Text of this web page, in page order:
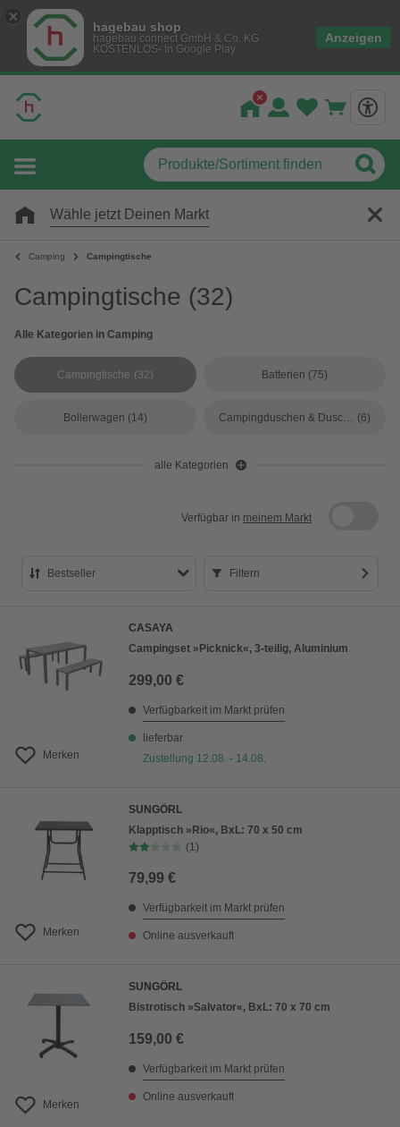
hagebau shop
hagebau connect GmbH & Co. KG
KOSTENLOS- In Google Play
Anzeigen
Wähle jetzt Deinen Markt
Camping Campingtische
Campingtische (32)
Alle Kategorien in Camping
Campingtische (32) Batterien (75)
Bollerwagen (14) Campingduschen & Duschzelte (6)
alle Kategorien
Verfügbar in meinem Markt
Bestseller
Preis aufsteigend
Preis absteigend
Filtern
Merken
CASAYA
Campingset »Picknick«, 3-teilig, Aluminium
299,00 €
Verfügbarkeit im Markt prüfen
lieferbar
Zustellung 12.08. - 14.08.
Merken
SUNGÖRL
Klapptisch »Rio«, BxL: 70 x 50 cm
(1)
79,99 €
Verfügbarkeit im Markt prüfen
Online ausverkauft
Merken
SUNGÖRL
Bistrotisch »Salvator«, BxL: 70 x 70 cm
159,00 €
Verfügbarkeit im Markt prüfen
Online ausverkauft